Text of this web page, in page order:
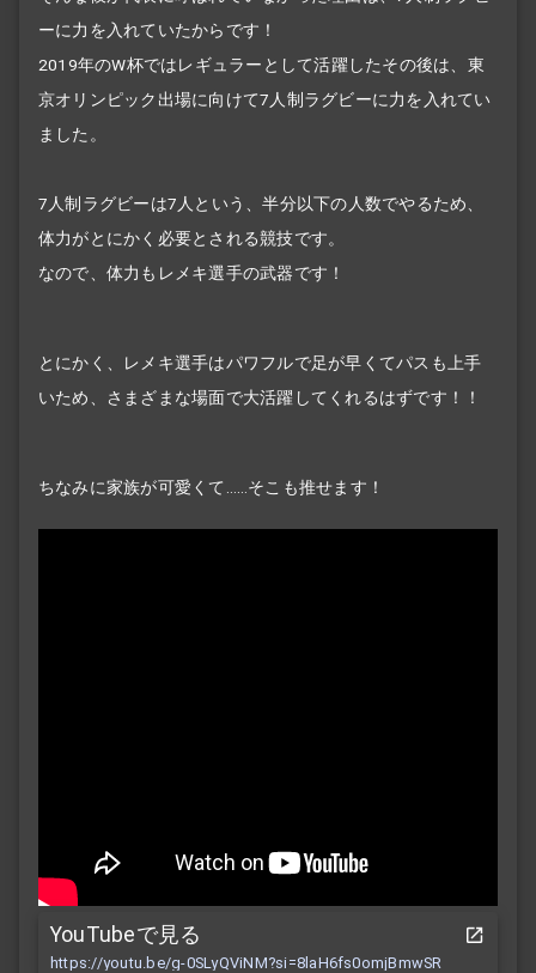
ーに力を入れていたからです！
2019年のW杯ではレギュラーとして活躍したその後は、東
京オリンピック出場に向けて7人制ラグビーに力を入れてい
ました。
7人制ラグビーは7人という、半分以下の人数でやるため、
体力がとにかく必要とされる競技です。
なので、体力もレメキ選手の武器です！
とにかく、レメキ選手はパワフルで足が早くてパスも上手
いため、さまざまな場面で大活躍してくれるはずです！！
ちなみに家族が可愛くて……そこも推せます！
YouTubeで見る
https://youtu.be/g-0SLyQViNM?si=8laH6fs0omjBmwSR